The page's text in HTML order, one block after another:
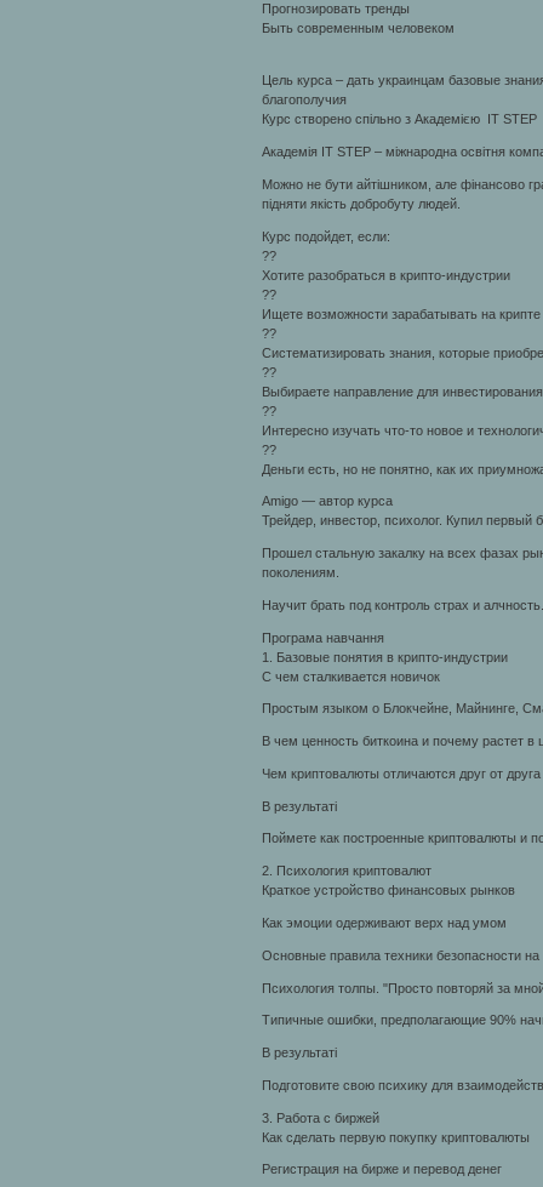
Прогнозировать тренды
Быть современным человеком
Цель курса – дать украинцам базовые
благополучия
Курс створено спільно з Академією IT STEP
Академія IT STEP – міжнародна освітня
Можно не бути айтiшником, але фінансово
підняти якість добробуту людей.
Курс подойдет, если:
??
Хотите разобраться в крипто-индустрии
??
Ищете возможности зарабатывать на крипте
??
Систематизировать знания, которые
??
Выбираете направление для
??
Интересно изучать что-то новое и
??
Деньги есть, но не понятно, как их
Amigo — автор курса
Трейдер, инвестор, психолог. Купил первый
Прошел стальную закалку на всех фазах
поколениям.
Научит брать под контроль страх и
Програма навчання
1. Базовые понятия в крипто-индустрии
С чем сталкивается новичок
Простым языком о Блокчейне, Майнинге,
В чем ценность биткоина и почему растет в
Чем криптовалюты отличаются друг от друга
В результаті
Поймете как построенные криптовалюты и
2. Психология криптовалют
Краткое устройство финансовых рынков
Как эмоции одерживают верх над умом
Основные правила техники безопасности на
Психология толпы. "Просто повторяй за
Типичные ошибки, предполагающие 90%
В результаті
Подготовите свою психику для
3. Работа с биржей
Как сделать первую покупку криптовалюты
Регистрация на бирже и перевод денег